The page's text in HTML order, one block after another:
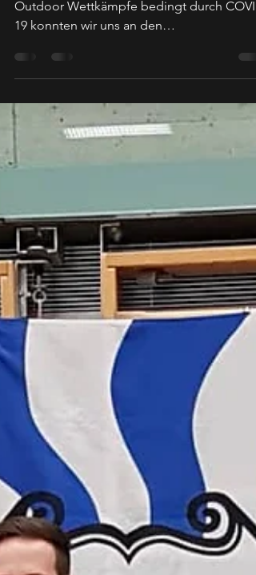
15. Aug. 2020
1 Min. Lesezeit
Kantonalmeisterschaften
Nach einer langen Durststrecke hinsichtlich
Outdoor Wettkämpfe bedingt durch
19 konnten wir uns an den
Kantonalmeisterschaften...